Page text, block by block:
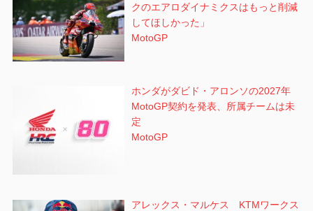
クのエアロダイナミクスはもっと削減
してほしかった」
MotoGP
ホンダがダビド・アロンソの2027年
MotoGP契約を発表、所属チームは未
定
MotoGP
アレックス・マルケス KTMワークス